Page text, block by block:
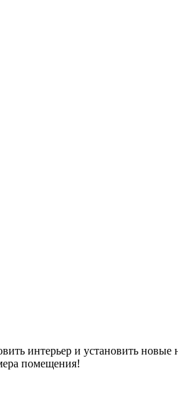
интерьер и установить
помещения!